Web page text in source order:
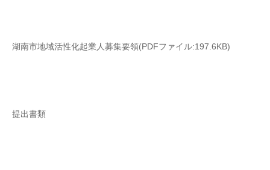
湖南市地域活性化起業人募集要領(PDFファイル:197.6KB)
提出書類